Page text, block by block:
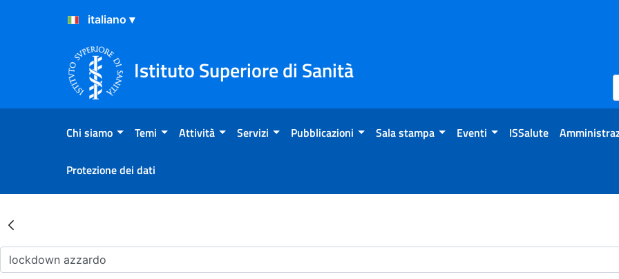
Salta al Contenuto
Salta al Footer
Istituto Superiore di Sanità
Chi siamo Temi Attività Servizi Pubblicazioni Sala stampa Eventi ISSalute
Protezione dei dati
Risultati della Ricerca - Archivio